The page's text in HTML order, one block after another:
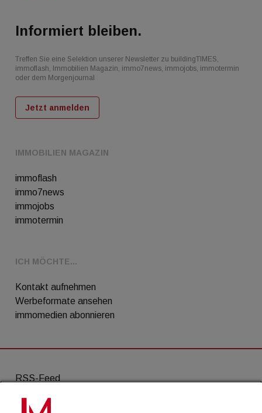
IMMOBILIEN MAGAZIN
immoflash
immo7news
immojobs
immotermin
ICH MÖCHTE...
Kontakt aufnehmen
Werbeformate ansehen
immomedien abonnieren
Informiert bleiben.
Treffen Sie eine Selektion unserer Newsletter zu buildingTIMES,
immoflash, Immobilien Magazin, immo7news, immojobs, immotermin
oder dem Morgenjournal
Jetzt anmelden
RSS-Feed
AGB